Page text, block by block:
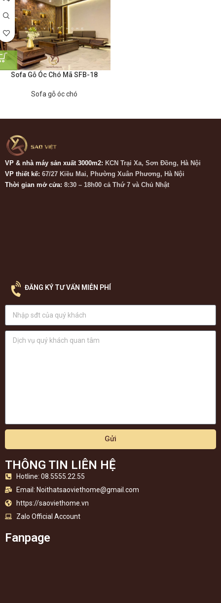
Sofa Gỗ Óc Chó Mã SFB-18
Sofa gỗ óc chó
VP & nhà máy sản xuất 3000m2: KCN Trại Xa, Sơn Đồng, Hà Nội
VP thiết kế: 67/27 Kiều Mai, Phường Xuân Phương, Hà Nội
Thời gian mở cửa: 8:30 – 18h00 cả Thứ 7 và Chủ Nhật
ĐĂNG KÝ TƯ VẤN MIỄN PHÍ
Gửi
THÔNG TIN LIÊN HỆ
Hotline: 08.5555.22.55
Email: Noithatsaoviethome@gmail.com
https://saoviethome.vn
Zalo Official Account
Fanpage